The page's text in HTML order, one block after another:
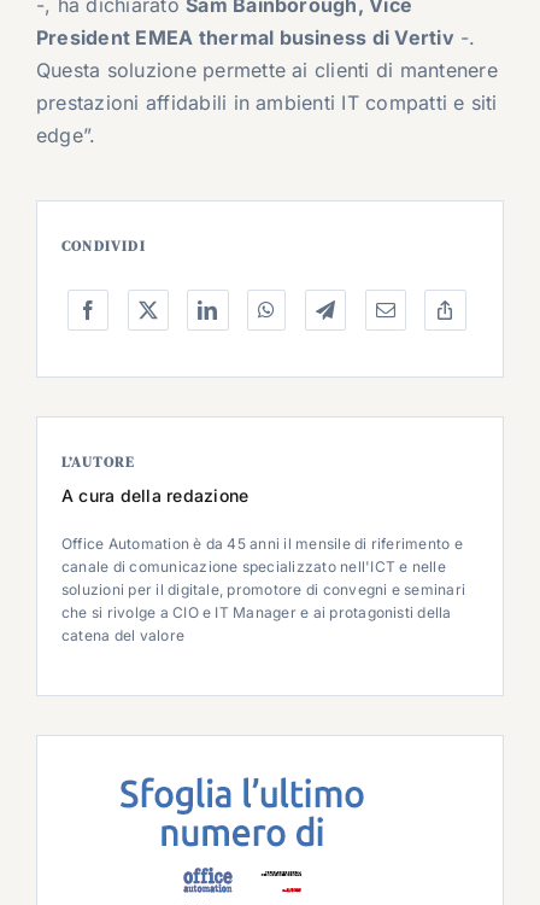
-, ha dichiaratoSam Bainborough, Vice
President EMEA thermal business di Vertiv -.
Questa soluzione permette ai clienti di mantenere
prestazioni affidabili in ambienti IT compatti e siti
edge”.
CONDIVIDI
L’AUTORE
A cura della redazione
Office Automation è da 45 anni il mensile di riferimento e
canale di comunicazione specializzato nell'ICT e nelle
soluzioni per il digitale, promotore di convegni e seminari
che si rivolge a CIO e IT Manager e ai protagonisti della
catena del valore